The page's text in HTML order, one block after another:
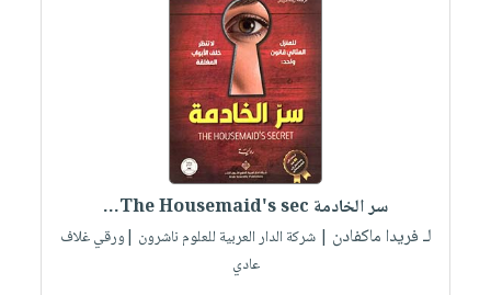
سر الخادمة The Housemaid's sec...
لـ فريدا ماكفادن | شركة الدار العربية للعلوم ناشرون |ورقي غلاف
عادي